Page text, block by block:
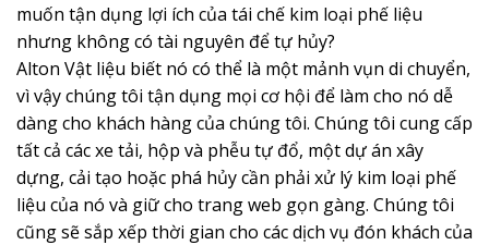
muốn tận dụng lợi ích của tái chế kim loại phế liệu
nhưng không có tài nguyên để tự hủy?
Alton Vật liệu biết nó có thể là một mảnh vụn di chuyển,
vì vậy chúng tôi tận dụng mọi cơ hội để làm cho nó dễ
dàng cho khách hàng của chúng tôi. Chúng tôi cung cấp
tất cả các xe tải, hộp và phễu tự đổ, một dự án xây
dựng, cải tạo hoặc phá hủy cần phải xử lý kim loại phế
liệu của nó và giữ cho trang web gọn gàng. Chúng tôi
cũng sẽ sắp xếp thời gian cho các dịch vụ đón khách của